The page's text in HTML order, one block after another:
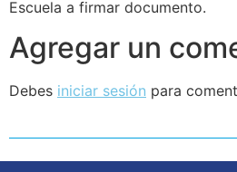
Escuela a firmar documento.
Agregar un
Debes iniciar sesión para